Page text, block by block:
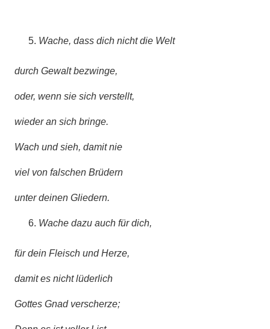
Wache, dass dich nicht die Welt
durch Gewalt bezwinge,
oder, wenn sie sich verstellt,
wieder an sich bringe.
Wach und sieh, damit nie
viel von falschen Brüdern
unter deinen Gliedern.
Wache dazu auch für dich,
für dein Fleisch und Herze,
damit es nicht lüderlich
Gottes Gnad verscherze;